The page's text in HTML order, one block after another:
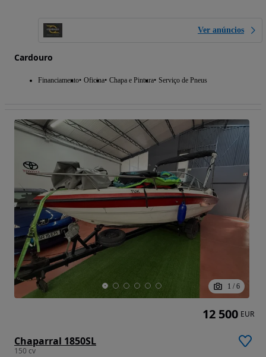
Ver anúncios
Cardouro
Financiamento Oficina Chapa e Pintura Serviço de Pneus
1 / 6
Chaparral 1850SL
150 cv
12 500 EUR